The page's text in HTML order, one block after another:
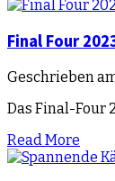
Final Four
Geschrieben
Das Final-Four
Read More